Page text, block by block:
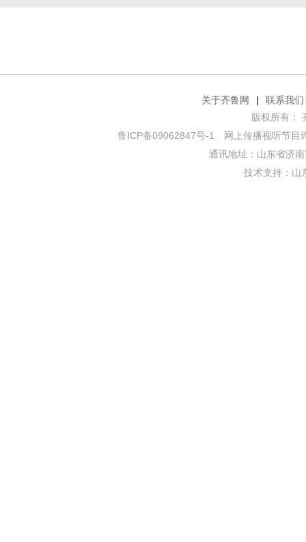
关于齐鲁网 |
联系我们
版权所有：
鲁ICP备09062847号-1
网上传播视听节目
通讯地址：山东省济
技术支持： 山